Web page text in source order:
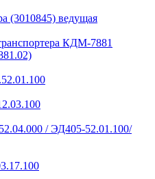
(3010845) ведущая
КДМ-7881
/ ЭД405-52.01.100/